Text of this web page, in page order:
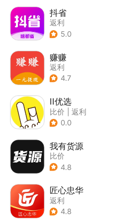
抖省
返利
5.0
赚赚
返利
4.7
II优选
比价
返利
0.0
我有货源
比价
4.8
匠心忠华
返利
4.8